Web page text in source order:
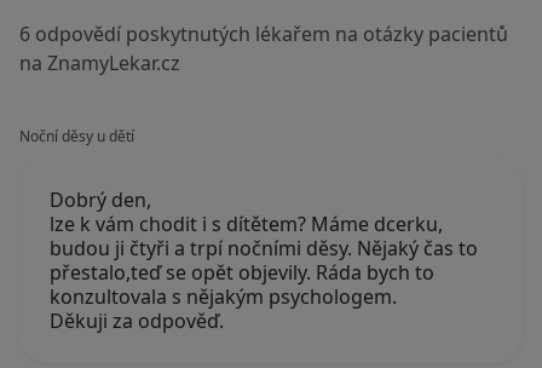
6 odpovědí poskytnutých lékařem na otázky pacientů
na ZnamyLekar.cz
Noční děsy u dětí
Dobrý den,
lze k vám chodit i s dítětem? Máme dcerku,
budou ji čtyři a trpí nočními děsy. Nějaký čas to
přestalo,teď se opět objevily. Ráda bych to
konzultovala s nějakým psychologem.
Děkuji za odpověď.